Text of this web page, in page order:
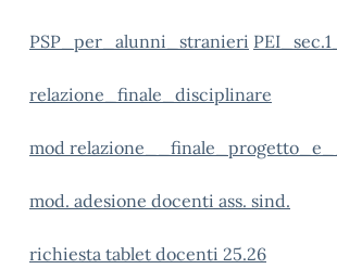
PSP_per_alunni_stranieri
relazione_finale_disciplinare
mod
mod. adesione docenti ass. sind.
richiesta tablet docenti 25.26